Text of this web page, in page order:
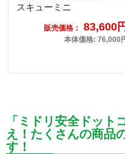
スキューミニ
販売価格： 83,600
本体価格: 76,000
「ミドリ安全ドット
え！たくさんの商品
す！